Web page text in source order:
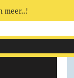
meer..!